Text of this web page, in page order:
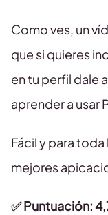
Como ves, un
que si quieres
en tu perfil dale
aprender a usar
Fácil y para toda
mejores
✅ Puntuación: